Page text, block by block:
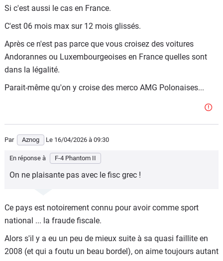
Courbe de Laffer !
Si c'est aussi le cas en France.
C'est 06 mois max sur 12 mois glissés.
Après ce n'est pas parce que vous croisez des voitures
Andorannes ou Luxembourgeoises en France quelles sont
dans la légalité.
Parait-même qu'on y croise des merco AMG Polonaises...
Par Aznog Le 16/04/2026 à 09:30
En réponse à F-4 Phantom II
On ne plaisante pas avec le fisc grec !
Ce pays est notoirement connu pour avoir comme sport
national ... la fraude fiscale.
Alors s'il y a eu un peu de mieux suite à sa quasi faillite en
2008 (et qui a foutu un beau bordel), on aime toujours autant